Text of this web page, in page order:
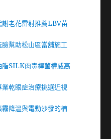
謝老花雷射推薦LBV苗
幫助松山區當舖施工
脂SILK肉毒桿菌權威高
乾眼症治療挑選近視
降溫與電動沙發的楠